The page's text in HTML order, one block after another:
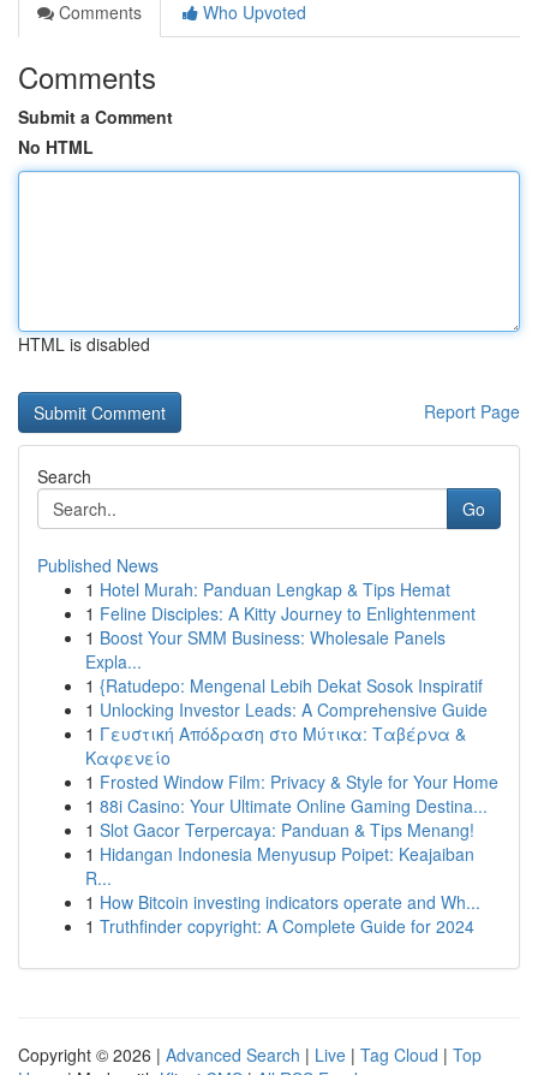
Comments
Who Upvoted
Comments
Submit a Comment
No HTML
HTML is disabled
Report Page
Search
Go
Published News
1 Hotel Murah: Panduan Lengkap & Tips Hemat
1 Feline Disciples: A Kitty Journey to Enlightenment
1 Boost Your SMM Business: Wholesale Panels
Expla...
1 {Ratudepo: Mengenal Lebih Dekat Sosok Inspiratif
1 Unlocking Investor Leads: A Comprehensive Guide
1 Γευστική Απόδραση στο Μύτικα: Ταβέρνα &
Καφενείο
1 Frosted Window Film: Privacy & Style for Your Home
1 88i Casino: Your Ultimate Online Gaming Destina...
1 Slot Gacor Terpercaya: Panduan & Tips Menang!
1 Hidangan Indonesia Menyusup Poipet: Keajaiban
R...
1 How Bitcoin investing indicators operate and Wh...
1 Truthfinder copyright: A Complete Guide for 2024
Copyright © 2026 | Advanced Search | Live | Tag Cloud | Top